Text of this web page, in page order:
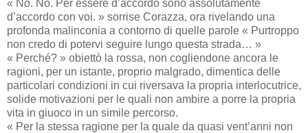
« No. No. Per essere d’accordo sono assolutamente
d’accordo con voi. » sorrise Corazza, ora rivelando una
profonda malinconia a contorno di quelle parole « Purtroppo
non credo di potervi seguire lungo questa strada… »
« Perché? » obiettò la rossa, non cogliendone ancora le
ragioni, per un istante, proprio malgrado, dimentica delle
particolari condizioni in cui riversava la propria interlocutrice,
solide motivazioni per le quali non ambire a porre la propria
vita in giuoco in un simile percorso.
« Per la stessa ragione per la quale da quasi vent’anni non